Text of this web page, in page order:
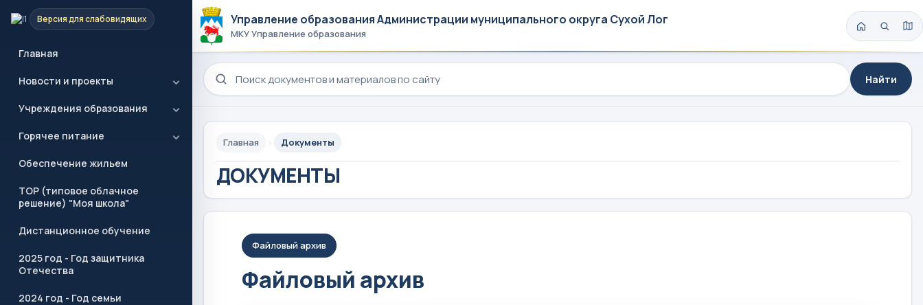
Версия для слабовидящих
Главная
Новости и проекты
Учреждения образования
Горячее питание
Обеспечение жильем
ТОР (типовое облачное
решение) "Моя школа"
Дистанционное обучение
2025 год - Год защитника
Отечества
2024 год - Год семьи
Управление образования Администрации муниципального округа Сухой Лог
МКУ Управление образования
Поиск по сайту
Найти
Главная Документы
ДОКУМЕНТЫ
Файловый архив
Файловый архив